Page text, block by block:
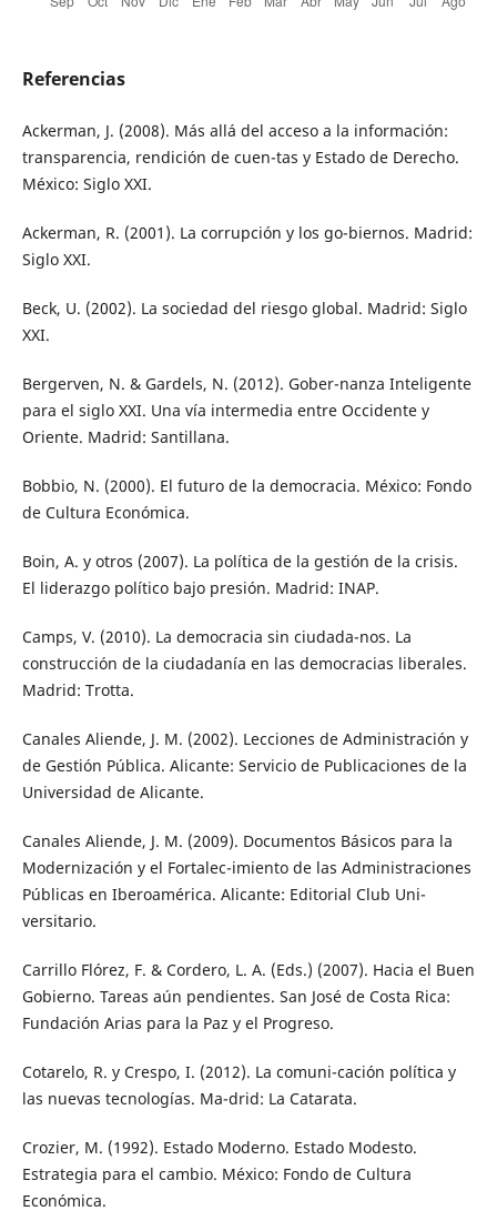
Referencias
Ackerman, J. (2008). Más allá del acceso a la información:
transparencia, rendición de cuen-tas y Estado de Derecho.
México: Siglo XXI.
Ackerman, R. (2001). La corrupción y los go-biernos. Madrid:
Siglo XXI.
Beck, U. (2002). La sociedad del riesgo global. Madrid: Siglo
XXI.
Bergerven, N. & Gardels, N. (2012). Gober-nanza Inteligente
para el siglo XXI. Una vía intermedia entre Occidente y
Oriente. Madrid: Santillana.
Bobbio, N. (2000). El futuro de la democracia. México: Fondo
de Cultura Económica.
Boin, A. y otros (2007). La política de la gestión de la crisis.
El liderazgo político bajo presión. Madrid: INAP.
Camps, V. (2010). La democracia sin ciudada-nos. La
construcción de la ciudadanía en las democracias liberales.
Madrid: Trotta.
Canales Aliende, J. M. (2002). Lecciones de Administración y
de Gestión Pública. Alicante: Servicio de Publicaciones de la
Universidad de Alicante.
Canales Aliende, J. M. (2009). Documentos Básicos para la
Modernización y el Fortalec-imiento de las Administraciones
Públicas en Iberoamérica. Alicante: Editorial Club Uni-
versitario.
Carrillo Flórez, F. & Cordero, L. A. (Eds.) (2007). Hacia el Buen
Gobierno. Tareas aún pendientes. San José de Costa Rica:
Fundación Arias para la Paz y el Progreso.
Cotarelo, R. y Crespo, I. (2012). La comuni-cación política y
las nuevas tecnologías. Ma-drid: La Catarata.
Crozier, M. (1992). Estado Moderno. Estado Modesto.
Estrategia para el cambio. México: Fondo de Cultura
Económica.